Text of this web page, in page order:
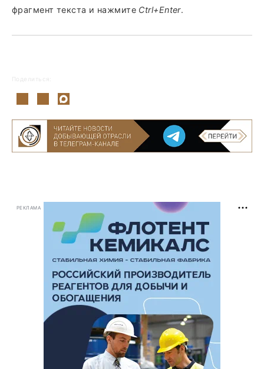
фрагмент текста и нажмите Ctrl+Enter.
Поделиться:
РЕКЛАМА